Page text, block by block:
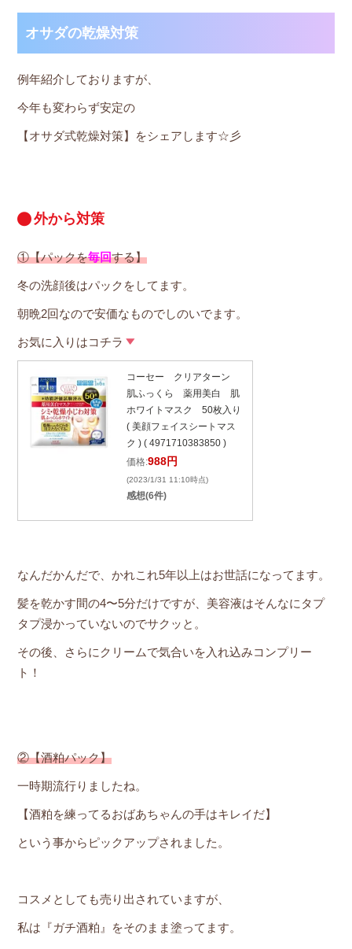
オサダの乾燥対策
例年紹介しておりますが、
今年も変わらず安定の
【オサダ式乾燥対策】をシェアします☆彡
外から対策
①【パックを毎回する】
冬の洗顔後はパックをしてます。
朝晩2回なので安価なものでしのいでます。
お気に入りはコチラ
コーセー クリアターン
肌ふっくら 薬用美白 肌
ホワイトマスク 50枚入り
( 美顔フェイスシートマス
ク ) ( 4971710383850 )
価格:988円
(2023/1/31 11:10時点)
感想(6件)
なんだかんだで、かれこれ5年以上はお世話になってます。
髪を乾かす間の4〜5分だけですが、美容液はそんなにタプ
タプ浸かっていないのでサクッと。
その後、さらにクリームで気合いを入れ込みコンプリー
ト！
②【酒粕パック】
一時期流行りましたね。
【酒粕を練ってるおばあちゃんの手はキレイだ】
という事からピックアップされました。
コスメとしても売り出されていますが、
私は『ガチ酒粕』をそのまま塗ってます。